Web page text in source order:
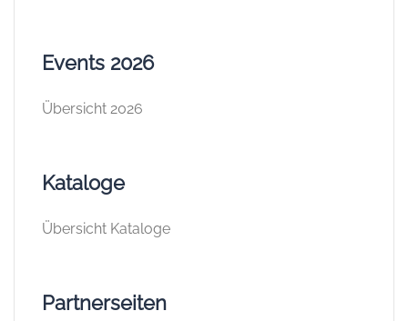
Events 2026
Übersicht 2026
Kataloge
Übersicht Kataloge
Partnerseiten